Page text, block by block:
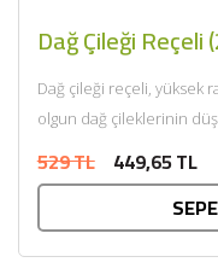
Dağ Çileği
Dağ çileği reçeli, yüksek
olgun dağ çileklerinin
529 TL 449,65 TL